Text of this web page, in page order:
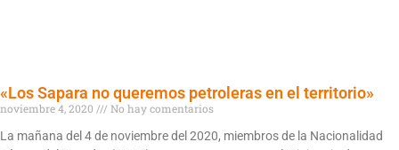
«Los Sapara no queremos petroleras en el territorio»
noviembre 4, 2020
No hay comentarios
La mañana del 4 de noviembre del 2020, miembros de la Nacionalidad